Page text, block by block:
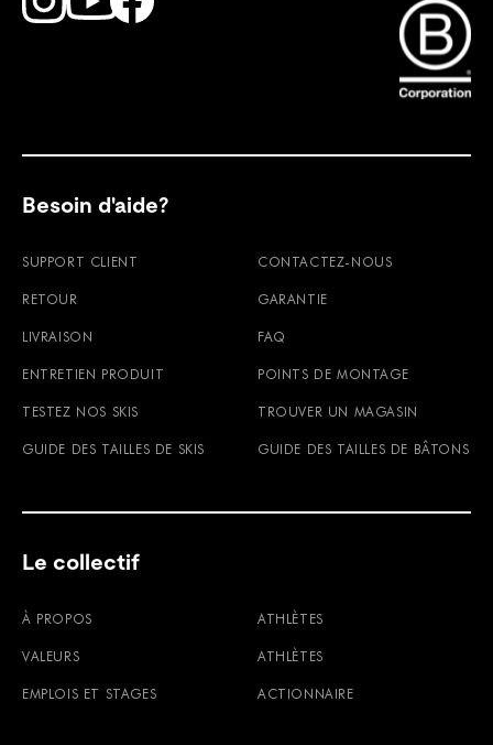
Find Faction Skis on Youtube
Besoin d'aide?
SUPPORT CLIENT CONTACTEZ-NOUS
RETOUR GARANTIE
LIVRAISON FAQ
ENTRETIEN PRODUIT POINTS DE MONTAGE
TESTEZ NOS SKIS TROUVER UN MAGASIN
GUIDE DES TAILLES DE SKIS GUIDE DES TAILLES DE BÂTONS
Le collectif
À PROPOS ATHLÈTES
VALEURS ATHLÈTES
EMPLOIS ET STAGES ACTIONNAIRE